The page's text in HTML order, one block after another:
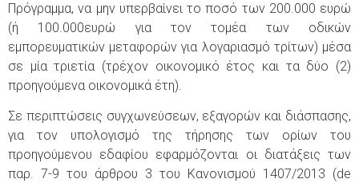
Πρόγραμμα, να μην υπερβαίνει το ποσό των 200.000 ευρώ
(ή 100.000ευρώ για τον τομέα των οδικών
εμπορευματικών μεταφορών για λογαριασμό τρίτων) μέσα
σε μία τριετία (τρέχον οικονομικό έτος και τα δύο (2)
προηγούμενα οικονομικά έτη).
Σε περιπτώσεις συγχωνεύσεων, εξαγορών και διάσπασης,
για τον υπολογισμό της τήρησης των ορίων του
προηγούμενου εδαφίου εφαρμόζονται οι διατάξεις των
παρ. 7-9 του άρθρου 3 του Κανονισμού 1407/2013 (de